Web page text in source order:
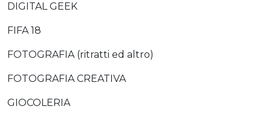
DIGITAL GEEK
FIFA 18
FOTOGRAFIA (ritratti ed altro)
FOTOGRAFIA CREATIVA
GIOCOLERIA